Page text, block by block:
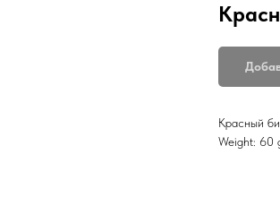
Красный
Weight: 60